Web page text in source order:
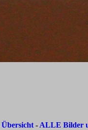
Übersicht - ALLE Bilder